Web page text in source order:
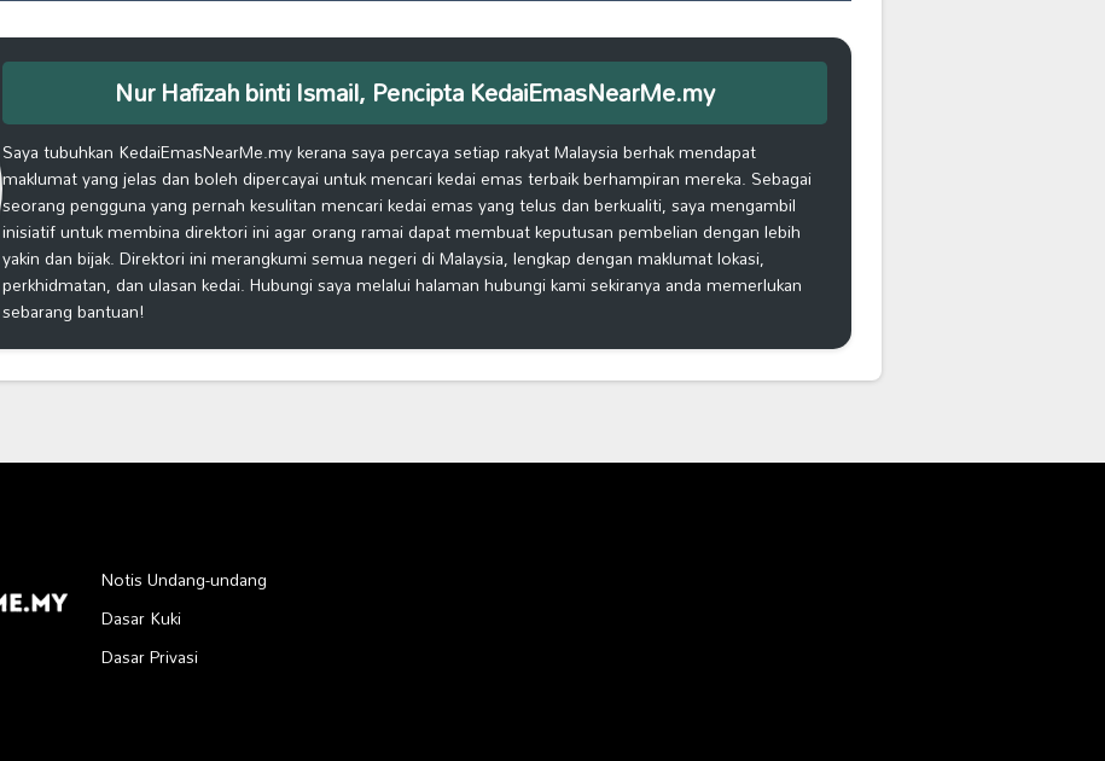
Nur Hafizah binti Ismail, Pencipta KedaiEmasNearMe.my
Saya tubuhkan KedaiEmasNearMe.my kerana saya percaya setiap rakyat Malaysia berhak mendapat
maklumat yang jelas dan boleh dipercayai untuk mencari kedai emas terbaik berhampiran mereka. Sebagai
seorang pengguna yang pernah kesulitan mencari kedai emas yang telus dan berkualiti, saya mengambil
inisiatif untuk membina direktori ini agar orang ramai dapat membuat keputusan pembelian dengan lebih
yakin dan bijak. Direktori ini merangkumi semua negeri di Malaysia, lengkap dengan maklumat lokasi,
perkhidmatan, dan ulasan kedai. Hubungi saya melalui halaman hubungi kami sekiranya anda memerlukan
sebarang bantuan!
Notis Undang-undang
Dasar Kuki
Dasar Privasi